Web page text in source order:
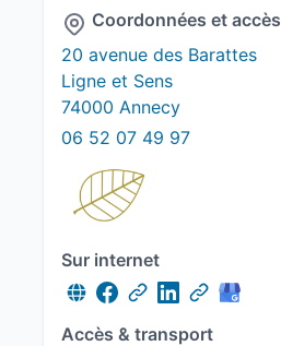
Coordonnées et accès
20 avenue des Barattes
Ligne et Sens
74000 Annecy
06 52 07 49 97
Sur internet
Accès & transport